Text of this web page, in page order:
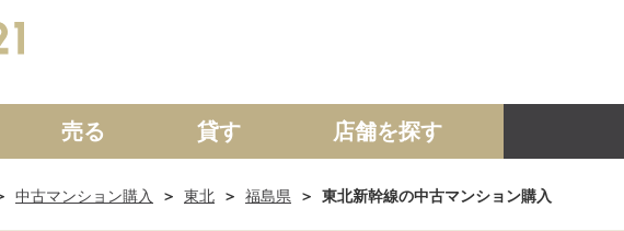
中古一戸建て マンション 土地 事業投資用
売る 貸す 店舗を探す
中古マンション購入 東北 福島県 東北新幹線の中古マンション購入